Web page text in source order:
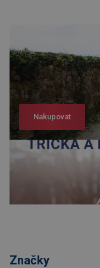
Nakupovat
Značky